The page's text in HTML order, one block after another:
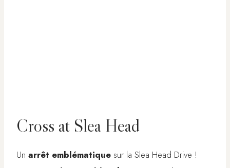
Cross at Slea Head
Un arrêt emblématique sur la Slea Head Drive !